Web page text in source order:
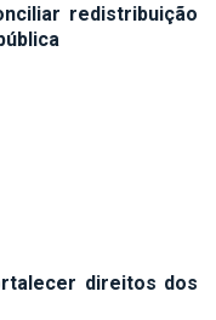
redistribuição
direitos dos